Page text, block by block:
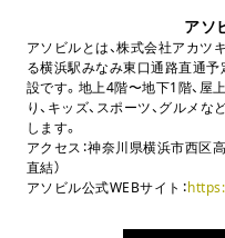
アソ
アソビルとは、株式会社アカ
る横浜駅みなみ東口通路直通
設です。地上4階〜地下1階、屋
り、キッズ、スポーツ、グルメ
します。
アクセス：神奈川県横浜市西区
直結）
アソビル公式WEBサイト：